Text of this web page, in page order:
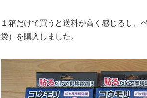
１箱だけで買うと送料が高く感じるし、
袋）を購入しました。